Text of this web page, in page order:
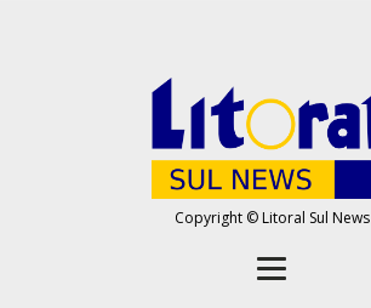
Copyright © Litoral Sul News